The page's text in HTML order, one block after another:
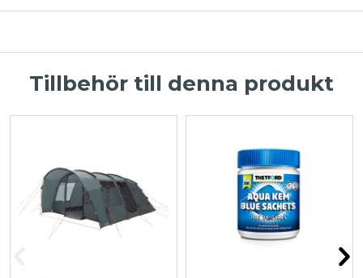
Tillbehör till denna produkt